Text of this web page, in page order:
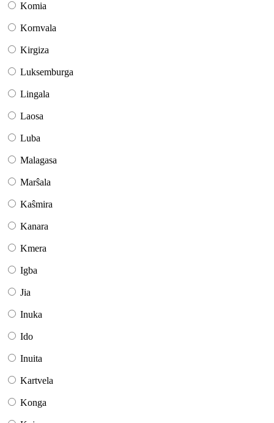
Komia
Kornvala
Kirgiza
Luksemburga
Lingala
Laosa
Luba
Malagasa
Marŝala
Kaŝmira
Kanara
Kmera
Igba
Jia
Inuka
Ido
Inuita
Kartvela
Konga